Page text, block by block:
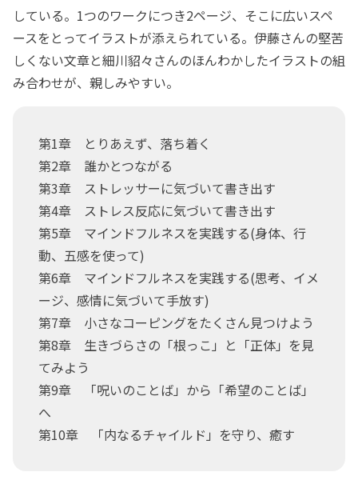
している。1つのワークにつき2ページ、そこに広いスペ
ースをとってイラストが添えられている。伊藤さんの堅苦
しくない文章と細川貂々さんのほんわかしたイラストの組
み合わせが、親しみやすい。
第1章 とりあえず、落ち着く
第2章 誰かとつながる
第3章 ストレッサーに気づいて書き出す
第4章 ストレス反応に気づいて書き出す
第5章 マインドフルネスを実践する(身体、行
動、五感を使って)
第6章 マインドフルネスを実践する(思考、イメ
ージ、感情に気づいて手放す)
第7章 小さなコーピングをたくさん見つけよう
第8章 生きづらさの「根っこ」と「正体」を見
てみよう
第9章 「呪いのことば」から「希望のことば」
へ
第10章 「内なるチャイルド」を守り、癒す